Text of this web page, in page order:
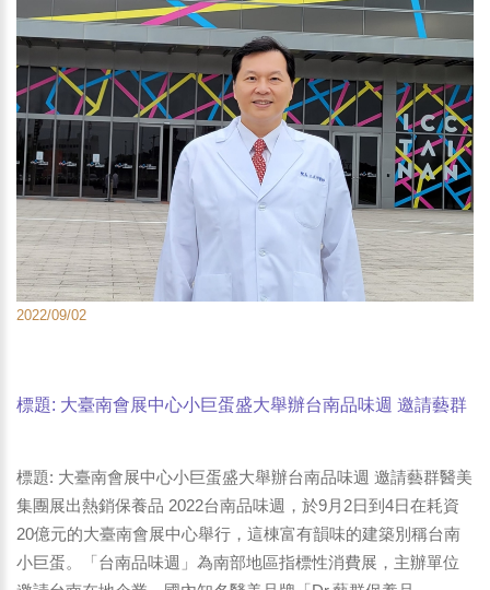
2022/09/02
標題: 大臺南會展中心小巨蛋盛大舉辦台南品味週 邀請藝群
標題: 大臺南會展中心小巨蛋盛大舉辦台南品味週 邀請藝群醫美
集團展出熱銷保養品 2022台南品味週，於9月2日到4日在耗資
20億元的大臺南會展中心舉行，這棟富有韻味的建築別稱台南
小巨蛋。「台南品味週」為南部地區指標性消費展，主辦單位